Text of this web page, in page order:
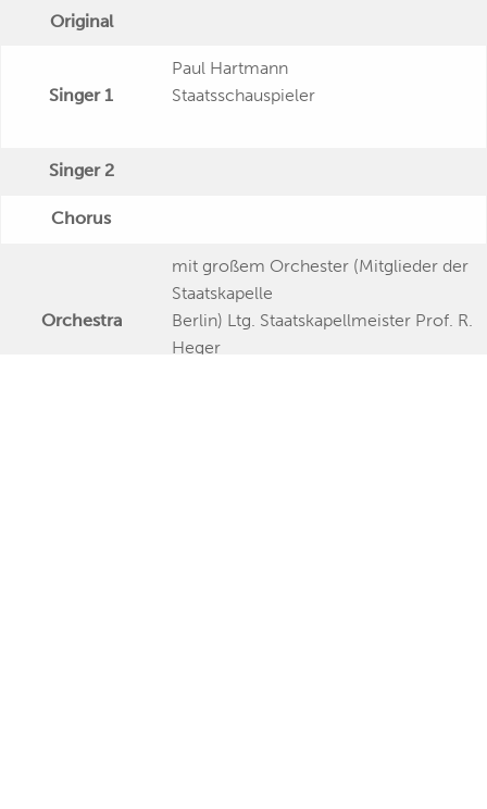
Original
Singer 1
Paul Hartmann
Staatsschauspieler
Singer 2
Chorus
Orchestra
mit großem Orchester (Mitglieder der
Staatskapelle
Berlin) Ltg. Staatskapellmeister Prof. R.
Heger